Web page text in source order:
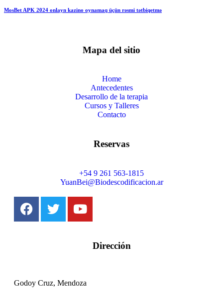
MosBet APK 2024 onlayn kazino oynamaq üçün rəsmi tətbiqetmə
Mapa del sitio
Home
Antecedentes
Desarrollo de la terapia
Cursos y Talleres
Contacto
Reservas
+54 9 261 563-1815
YuanBei@Biodescodificacion.ar
Dirección
Godoy Cruz, Mendoza